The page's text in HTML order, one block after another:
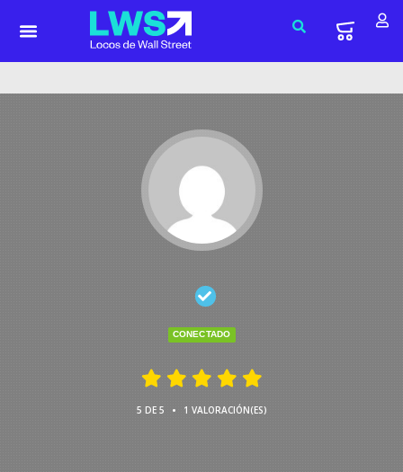
CONECTADO
5 DE 5 • 1 VALORACIÓN(ES)